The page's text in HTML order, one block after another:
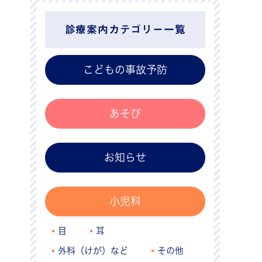
診療案内カテゴリー一覧
こどもの事故予防
あそび
お知らせ
小児科
目 耳
外科（けが）など その他